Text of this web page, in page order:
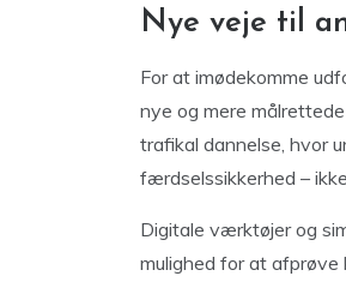
Nye veje til
For at imødekomme
nye og mere
trafikal dannelse, hvor
færdselssikkerhed –
Digitale værktøjer og
mulighed for at afprøve